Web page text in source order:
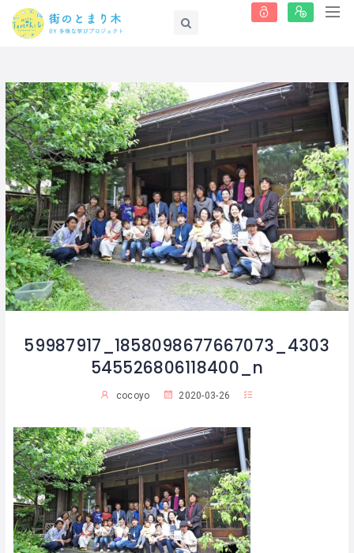
59987917_1858098677667073_4303
545526806118400_n
cocoyo 2020-03-26